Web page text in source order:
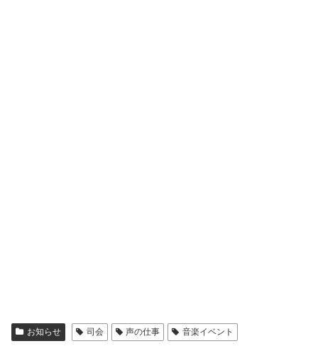
お知らせ 司会 声の仕事 音楽イベント